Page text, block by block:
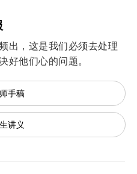
出，这是我们必须去处理
好他们心的问题。
手稿
讲义